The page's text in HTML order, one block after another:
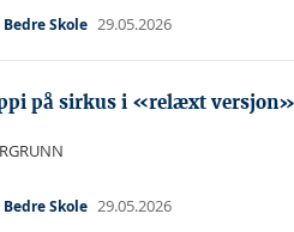
Bedre Skole 29.05.2026
på sirkus i «relæxt versjon»

Bedre Skole 29.05.2026